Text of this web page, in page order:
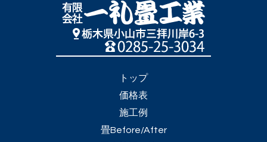
トップ
価格表
施工例
畳Before/After